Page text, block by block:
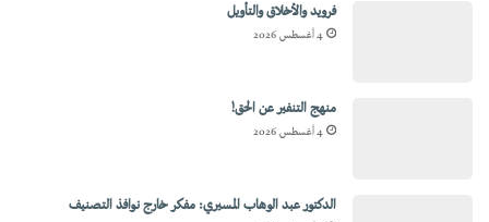
فرويد والأخلاق والتأويل
4 أغسطس 2026
منهج التنفير عن الحق!
4 أغسطس 2026
الدكتور عبد الوهاب المسيري: مفكر خارج نوافذ التصنيف